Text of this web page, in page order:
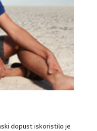
dopust iskoristilo je